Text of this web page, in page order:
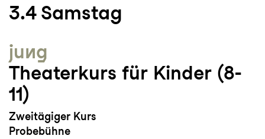
3.4 Samstag
jung
Theaterkurs für Kinder (8-
11)
Zweitägiger Kurs
Probebühne